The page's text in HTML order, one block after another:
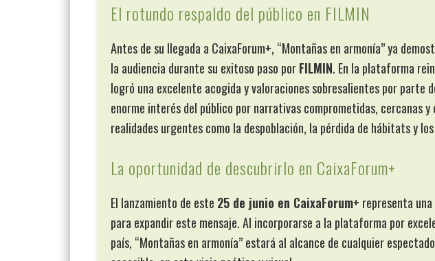
El rotundo respaldo del público en FILMIN
Antes de su llegada a CaixaForum+, “Montañas en armonía” ya
la audiencia durante su exitoso paso porFILMIN. En la plataforma
logró una excelente acogida y valoraciones sobresalientes por parte
enorme interés del público por narrativas comprometidas, cercanas
realidades urgentes como la despoblación, la pérdida de hábitats y
La oportunidad de descubrirlo en CaixaForum+
El lanzamiento de este 25 de junio en CaixaForum+ representa
para expandir este mensaje. Al incorporarse a la plataforma por
país, “Montañas en armonía” estará al alcance de cualquier